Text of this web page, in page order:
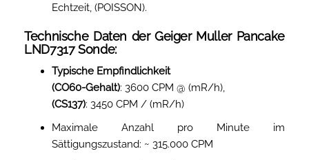
Echtzeit, (POISSON).
Technische Daten der Geiger Muller Pancake
LND7317 Sonde:
Typische Empfindlichkeit
(CO60-Gehalt): 3600 CPM @ (mR/h),
(CS137): 3450 CPM / (mR/h)
Maximale Anzahl pro Minute im
Sättigungszustand: ~ 315.000 CPM